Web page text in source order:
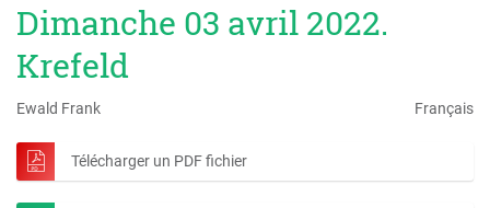
Dimanche 03 avril 2022.
Krefeld
Ewald Frank Français
Télécharger un PDF fichier